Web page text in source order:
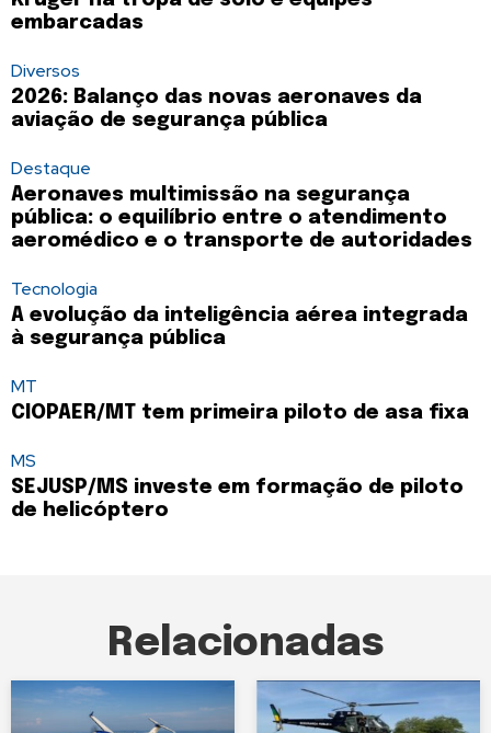
embarcadas
Diversos
2026: Balanço das novas aeronaves da
aviação de segurança pública
Destaque
Aeronaves multimissão na segurança
pública: o equilíbrio entre o atendimento
aeromédico e o transporte de autoridades
Tecnologia
A evolução da inteligência aérea integrada
à segurança pública
MT
CIOPAER/MT tem primeira piloto de asa fixa
MS
SEJUSP/MS investe em formação de piloto
de helicóptero
Relacionadas